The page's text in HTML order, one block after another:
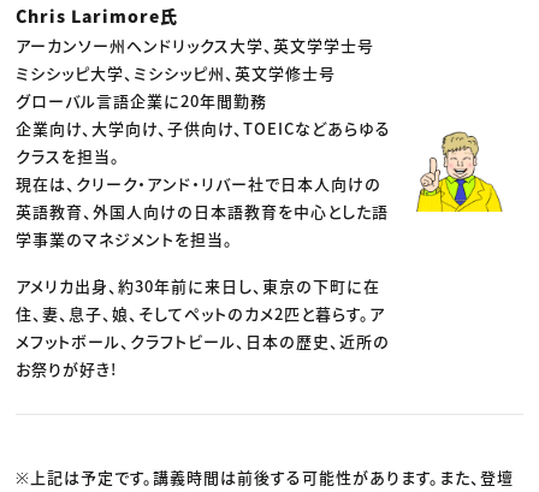
Chris Larimore氏
アーカンソー州ヘンドリックス大学、英文学学士号
ミシシッピ大学、ミシシッピ州、英文学修士号
グローバル言語企業に20年間勤務
企業向け、大学向け、子供向け、TOEICなどあらゆる
クラスを担当。
現在は、クリーク・アンド・リバー社で日本人向けの
英語教育、外国人向けの日本語教育を中心とした語
学事業のマネジメントを担当。
アメリカ出身、約30年前に来日し、東京の下町に在
住、妻、息子、娘、そしてペットのカメ2匹と暮らす。ア
メフットボール、クラフトビール、日本の歴史、近所の
お祭りが好き!
※上記は予定です。講義時間は前後する可能性があります。また、登壇